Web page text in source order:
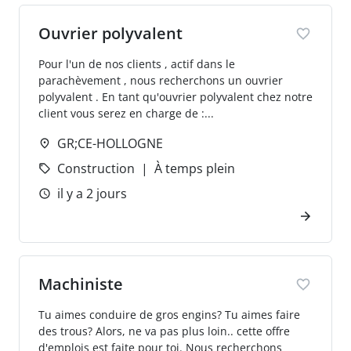
Ouvrier polyvalent
Pour l'un de nos clients , actif dans le
parachèvement , nous recherchons un ouvrier
polyvalent . En tant qu'ouvrier polyvalent chez notre
client vous serez en charge de :...
GR;CE-HOLLOGNE
Construction
À temps plein
il y a 2 jours
Machiniste
Tu aimes conduire de gros engins? Tu aimes faire
des trous? Alors, ne va pas plus loin.. cette offre
d'emplois est faite pour toi. Nous recherchons